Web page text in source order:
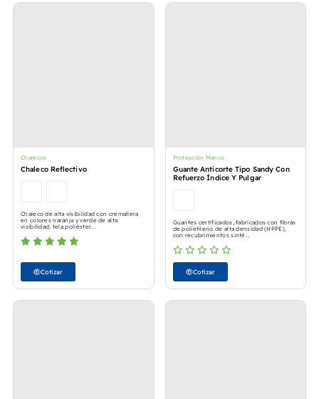
Chalecos
Chaleco Reflectivo
Chaleco de alta visibilidad con cremallera
en colores naranja y verde de alta
visibilidad, tela poliéster...
Cotizar
Protección Manos
Guante Anticorte Tipo Sandy Con
Refuerzo Índice Y Pulgar
Guantes certificados, fabricados con fibras
de polietileno de alta densidad (HPPE),
con recubrimientos sinté...
Cotizar